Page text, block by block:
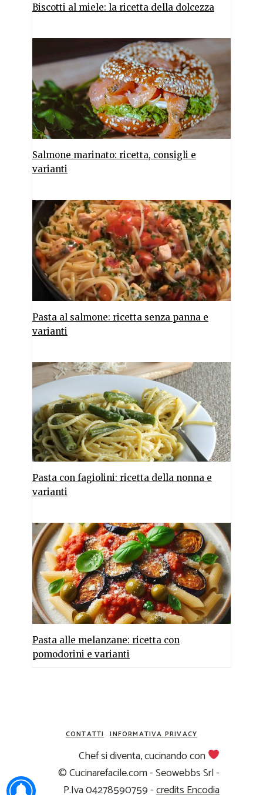
Biscotti al miele: la ricetta della dolcezza
Salmone marinato: ricetta, consigli e
varianti
Pasta al salmone: ricetta senza panna e
varianti
Pasta con fagiolini: ricetta della nonna e
varianti
Pasta alle melanzane: ricetta con
pomodorini e varianti
CONTATTI INFORMATIVA PRIVACY
Chef si diventa, cucinando con
© Cucinarefacile.com - Seowebbs Srl -
P.Iva 04278590759 -credits Encodia